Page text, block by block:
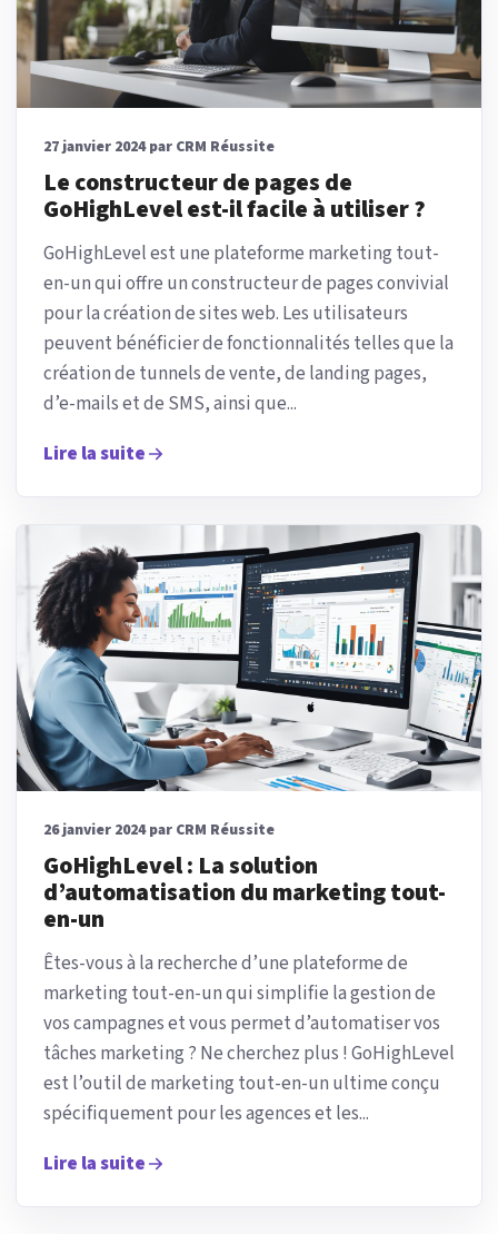
27 janvier 2024 par CRM Réussite
Le constructeur de pages de
GoHighLevel est-il facile à utiliser ?
GoHighLevel est une plateforme marketing tout-
en-un qui offre un constructeur de pages convivial
pour la création de sites web. Les utilisateurs
peuvent bénéficier de fonctionnalités telles que la
création de tunnels de vente, de landing pages,
d’e-mails et de SMS, ainsi que...
Lire la suite
26 janvier 2024 par CRM Réussite
GoHighLevel : La solution
d’automatisation du marketing tout-
en-un
Êtes-vous à la recherche d’une plateforme de
marketing tout-en-un qui simplifie la gestion de
vos campagnes et vous permet d’automatiser vos
tâches marketing ? Ne cherchez plus ! GoHighLevel
est l’outil de marketing tout-en-un ultime conçu
spécifiquement pour les agences et les...
Lire la suite